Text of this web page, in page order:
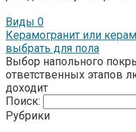
Виды 0
Керамогранит или
выбрать для пола
Выбор напольного
ответственных этапов
доходит
Поиск:
Рубрики